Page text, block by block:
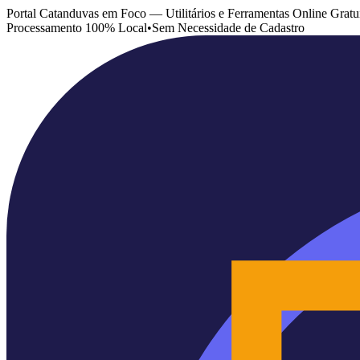
Portal Catanduvas em Foco — Utilitários e Ferramentas Online
Processamento 100% Local•Sem Necessidade de Cadastro